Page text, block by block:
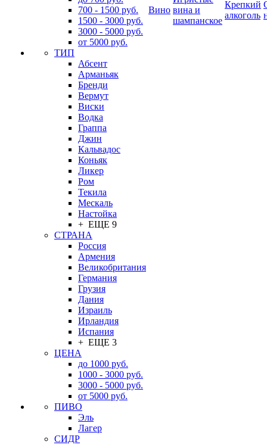
700 - 1500 руб.
1500 - 3000 руб.
3000 - 5000 руб.
от 5000 руб.
ТИП
Абсент
Арманьяк
Бренди
Вермут
Виски
Водка
Граппа
Джин
Кальвадос
Коньяк
Ликер
Ром
Текила
Мескаль
Настойка
+ ЕЩЕ 9
СТРАНА
Россия
Армения
Великобритания
Германия
Грузия
Дания
Израиль
Ирландия
Испания
+ ЕЩЕ 3
ЦЕНА
до 1000 руб.
1000 - 3000 руб.
3000 - 5000 руб.
от 5000 руб.
ПИВО
Эль
Лагер
СИДР
Вино вина и
шампанское
Крепкий
алкоголь